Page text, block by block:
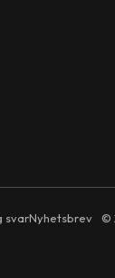
svarNyhetsbrev ©